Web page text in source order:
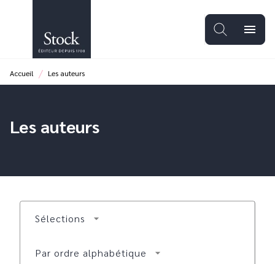
PIED DE PAGE
menu
Accueil / Les auteurs
Les auteurs
Sélections arrow_drop_down
Par ordre alphabétique arrow_drop_down